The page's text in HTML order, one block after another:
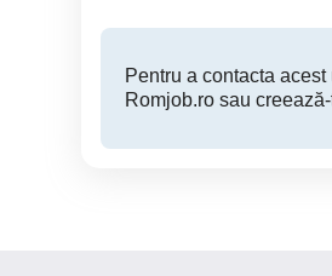
Pentru a contacta
Romjob.ro sau